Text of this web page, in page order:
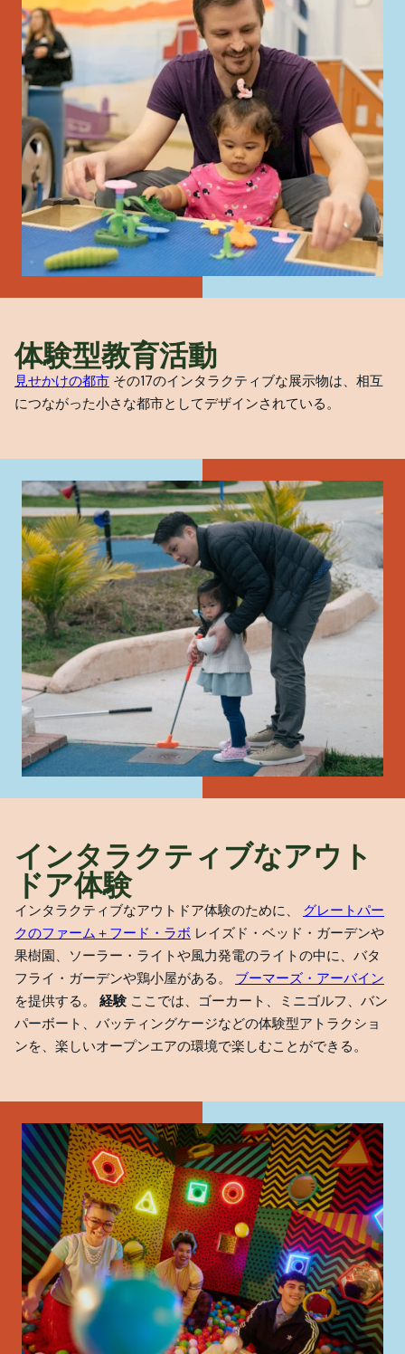
体験型教育活動
見せかけの都市 その17のインタラクティブな展示物は、相互
につながった小さな都市としてデザインされている。
インタラクティブなアウト
ドア体験
インタラクティブなアウトドア体験のために、 グレートパー
クのファーム＋フード・ラボ レイズド・ベッド・ガーデンや
果樹園、ソーラー・ライトや風力発電のライトの中に、バタ
フライ・ガーデンや鶏小屋がある。 ブーマーズ・アーバイン
を提供する。 経験 ここでは、ゴーカート、ミニゴルフ、バン
パーボート、バッティングケージなどの体験型アトラクショ
ンを、楽しいオープンエアの環境で楽しむことができる。